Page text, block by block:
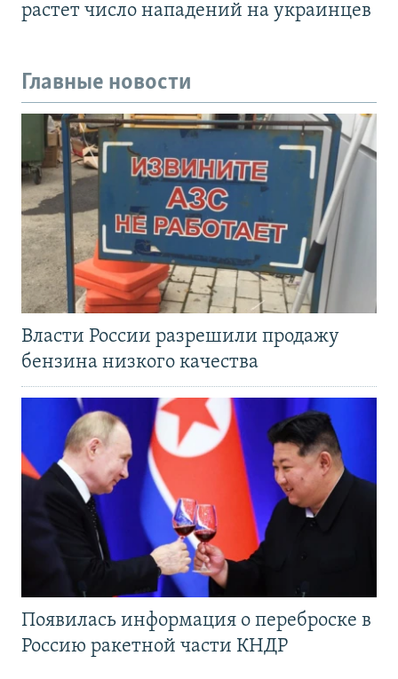
растет число нападений на украинцев
Главные новости
Власти России разрешили продажу
бензина низкого качества
Появилась информация о переброске в
Россию ракетной части КНДР